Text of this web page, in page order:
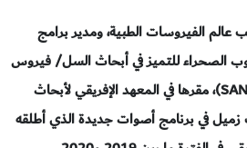
الفيروسات الطبية، ومدير برامج
الصحراء للتميز في أبحاث السل/ فيروس
)، مقرها في المعهد الإفريقي لأبحاث
في برنامج أصوات جديدة الذي أطلقه